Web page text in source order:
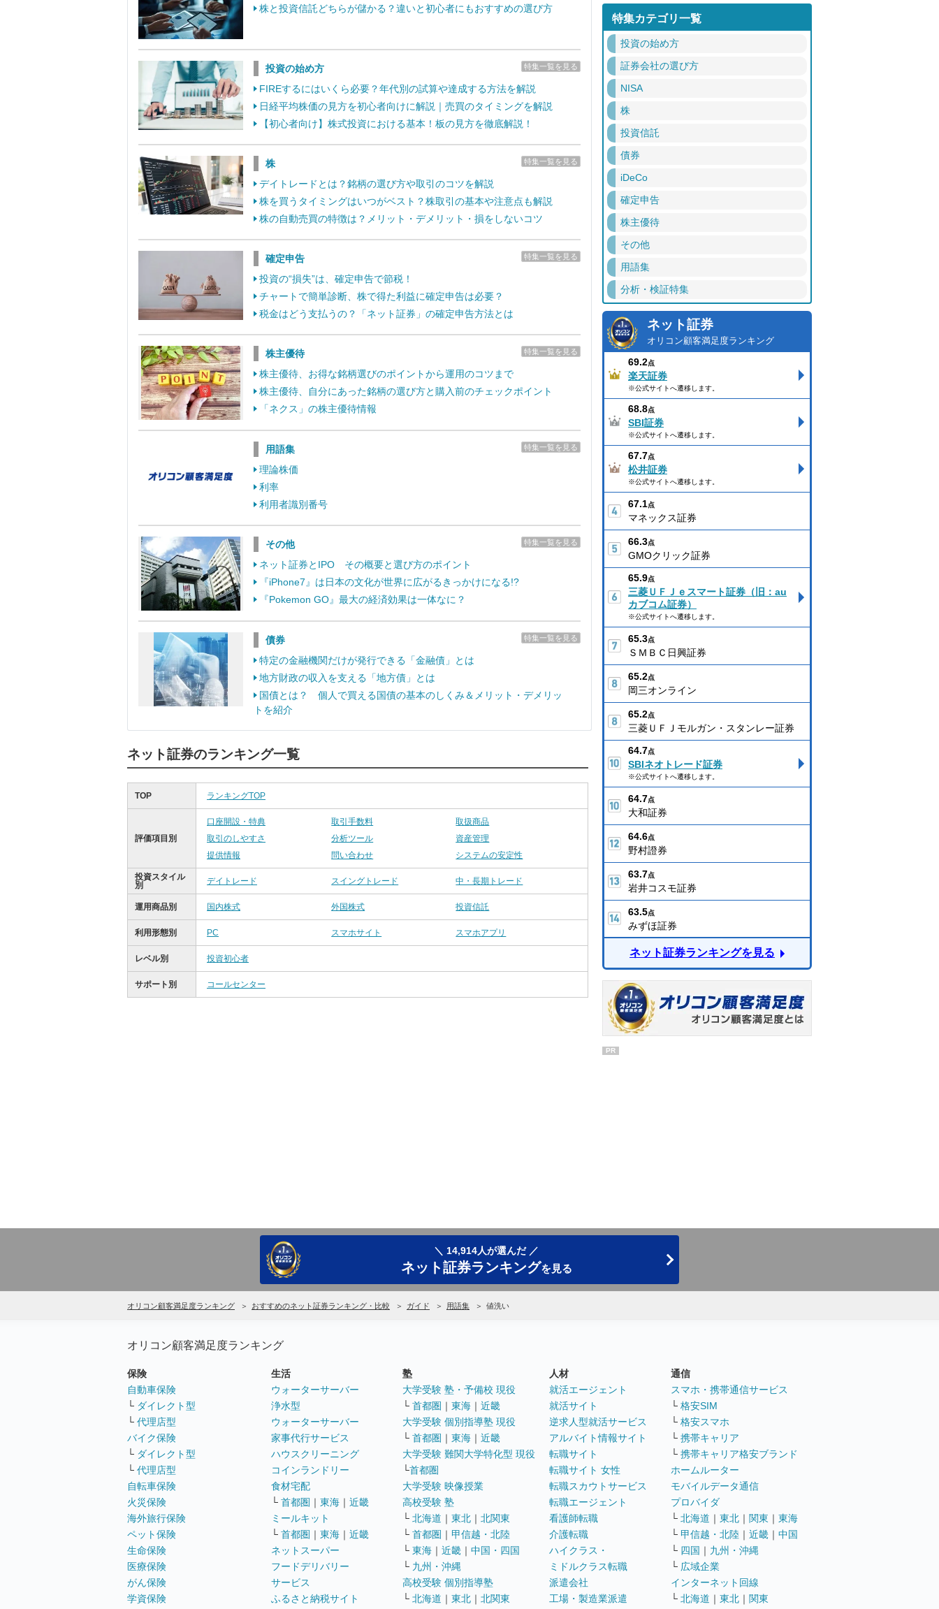
株と投資信託どちらが儲かる？違いと初心者にもおすすめの選び方
特集一覧を見る
投資の始め方
FIREするにはいくら必要？年代別の試算や達成する方法を解説
日経平均株価の見方を初心者向けに解説｜売買のタイミングを解説
【初心者向け】株式投資における基本！板の見方を徹底解説！
特集一覧を見る
株
デイトレードとは？銘柄の選び方や取引のコツを解説
株を買うタイミングはいつがベスト？株取引の基本や注意点も解説
株の自動売買の特徴は？メリット・デメリット・損をしないコツ
特集一覧を見る
確定申告
投資の“損失”は、確定申告で節税！
チャートで簡単診断、株で得た利益に確定申告は必要？
税金はどう支払うの？「ネット証券」の確定申告方法とは
特集一覧を見る
株主優待
株主優待、お得な銘柄選びのポイントから運用のコツまで
株主優待、自分にあった銘柄の選び方と購入前のチェックポイント
「ネクス」の株主優待情報
特集一覧を見る
用語集
理論株価
利率
利用者識別番号
特集一覧を見る
その他
ネット証券とIPO その概要と選び方のポイント
『iPhone7』は日本の文化が世界に広がるきっかけになる!?
『Pokemon GO』最大の経済効果は一体なに？
特集一覧を見る
債券
特定の金融機関だけが発行できる「金融債」とは
地方財政の収入を支える「地方債」とは
国債とは？ 個人で買える国債の基本のしくみ＆メリット・デメリッ
トを紹介
ネット証券のランキング一覧
TOP ランキングTOP
評価項目別
口座開設・特典 取引手数料
取扱商品
取引のしやすさ
分析ツール
資産管理
提供情報
問い合わせ システムの安定性
投資スタイル
別
デイトレード スイングトレード 中・長期トレード
運用商品別 国内株式 外国株式 投資信託
利用形態別 PC スマホサイト スマホアプリ
レベル別 投資初心者
サポート別 コールセンター
特集カテゴリ一覧
投資の始め方
証券会社の選び方
NISA
株
投資信託
債券
iDeCo
確定申告
株主優待
その他
用語集
分析・検証特集
ネット証券
オリコン顧客満足度ランキング
69.2点
楽天証券
※公式サイトへ遷移します。
68.8点
SBI証券
※公式サイトへ遷移します。
67.7点
松井証券
※公式サイトへ遷移します。
67.1点
マネックス証券
66.3点
GMOクリック証券
65.9点
三菱ＵＦＪｅスマート証券（旧：au
カブコム証券）
※公式サイトへ遷移します。
65.3点
ＳＭＢＣ日興証券
65.2点
岡三オンライン
65.2点
三菱ＵＦＪモルガン・スタンレー証券
64.7点
SBIネオトレード証券
※公式サイトへ遷移します。
64.7点
大和証券
64.6点
野村證券
63.7点
岩井コスモ証券
63.5点
みずほ証券
ネット証券ランキングを見る
PR
＼ 14,914人が選んだ ／
ネット証券ランキングを見る
オリコン顧客満足度ランキング おすすめのネット証券ランキング・比較 ガイド 用語集 値洗い
オリコン顧客満足度ランキング
保険
自動車保険
└ ダイレクト型
└ 代理店型
バイク保険
└ ダイレクト型
└ 代理店型
自転車保険
火災保険
海外旅行保険
ペット保険
生命保険
医療保険
がん保険
学資保険
生活
ウォーターサーバー
浄水型
ウォーターサーバー
家事代行サービス
ハウスクリーニング
コインランドリー
食材宅配
└ 首都圏 ｜ 東海 ｜ 近畿
ミールキット
└ 首都圏 ｜ 東海 ｜ 近畿
ネットスーパー
フードデリバリー
サービス
ふるさと納税サイト
塾
大学受験 塾・予備校 現役
└ 首都圏 ｜ 東海 ｜ 近畿
大学受験 個別指導塾 現役
└ 首都圏 ｜ 東海 ｜ 近畿
大学受験 難関大学特化型 現役
└首都圏
大学受験 映像授業
高校受験 塾
└ 北海道 ｜ 東北 ｜ 北関東
└ 首都圏 ｜ 甲信越・北陸
└ 東海 ｜ 近畿 ｜ 中国・四国
└ 九州・沖縄
高校受験 個別指導塾
└ 北海道 ｜ 東北 ｜ 北関東
人材
就活エージェント
就活サイト
逆求人型就活サービス
アルバイト情報サイト
転職サイト
転職サイト 女性
転職スカウトサービス
転職エージェント
看護師転職
介護転職
ハイクラス・
ミドルクラス転職
派遣会社
工場・製造業派遣
通信
スマホ・携帯通信サービス
└ 格安SIM
└ 格安スマホ
└ 携帯キャリア
└ 携帯キャリア格安ブランド
ホームルーター
モバイルデータ通信
プロバイダ
└ 北海道 ｜ 東北 ｜ 関東 ｜ 東海
└ 甲信越・北陸 ｜ 近畿 ｜ 中国
└ 四国 ｜ 九州・沖縄
└ 広域企業
インターネット回線
└ 北海道 ｜ 東北 ｜ 関東